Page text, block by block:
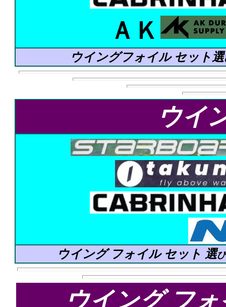
ＡＫ
ウイングフォイル セット選
ウイ
ウイング フォイル セット 選
ウイング フ